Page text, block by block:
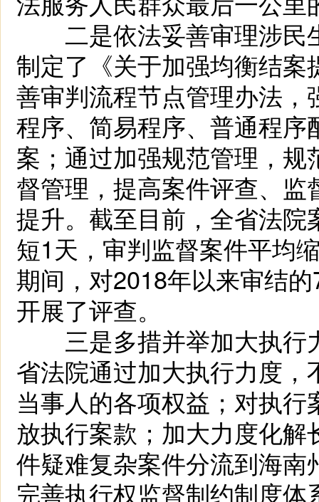
二是依法妥善审理涉民
制定了《关于加强均衡结
善审判流程节点管理办法
程序、简易程序、普通程
案；通过加强规范管理，
督管理，提高案件评查、
提升。截至目前，全省法
短1天，审判监督案件平均
期间，对2018年以来审结
开展了评查。
三是多措并举加大执行
省法院通过加大执行力度
当事人的各项权益；对执行
放执行案款；加大力度化
件疑难复杂案件分流到海
完善执行权监督制约制度